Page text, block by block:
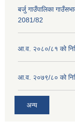
बर्जु गाउँपालिका
2081/82
आ.व. २०८०/८१ को
आ.व. २०७९/८० को
अन्य